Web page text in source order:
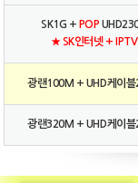
SK1G + POP
★ SK인터넷 +
광랜100M + UHD케이블
광랜320M + UHD케이블